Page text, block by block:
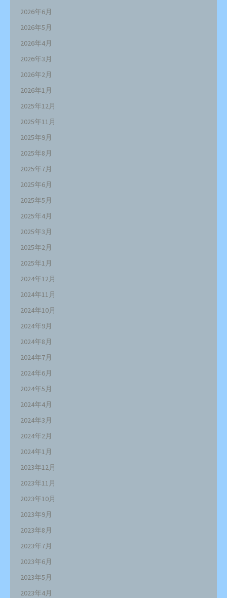
2026年6月
2026年5月
2026年4月
2026年3月
2026年2月
2026年1月
2025年12月
2025年11月
2025年9月
2025年8月
2025年7月
2025年6月
2025年5月
2025年4月
2025年3月
2025年2月
2025年1月
2024年12月
2024年11月
2024年10月
2024年9月
2024年8月
2024年7月
2024年6月
2024年5月
2024年4月
2024年3月
2024年2月
2024年1月
2023年12月
2023年11月
2023年10月
2023年9月
2023年8月
2023年7月
2023年6月
2023年5月
2023年4月